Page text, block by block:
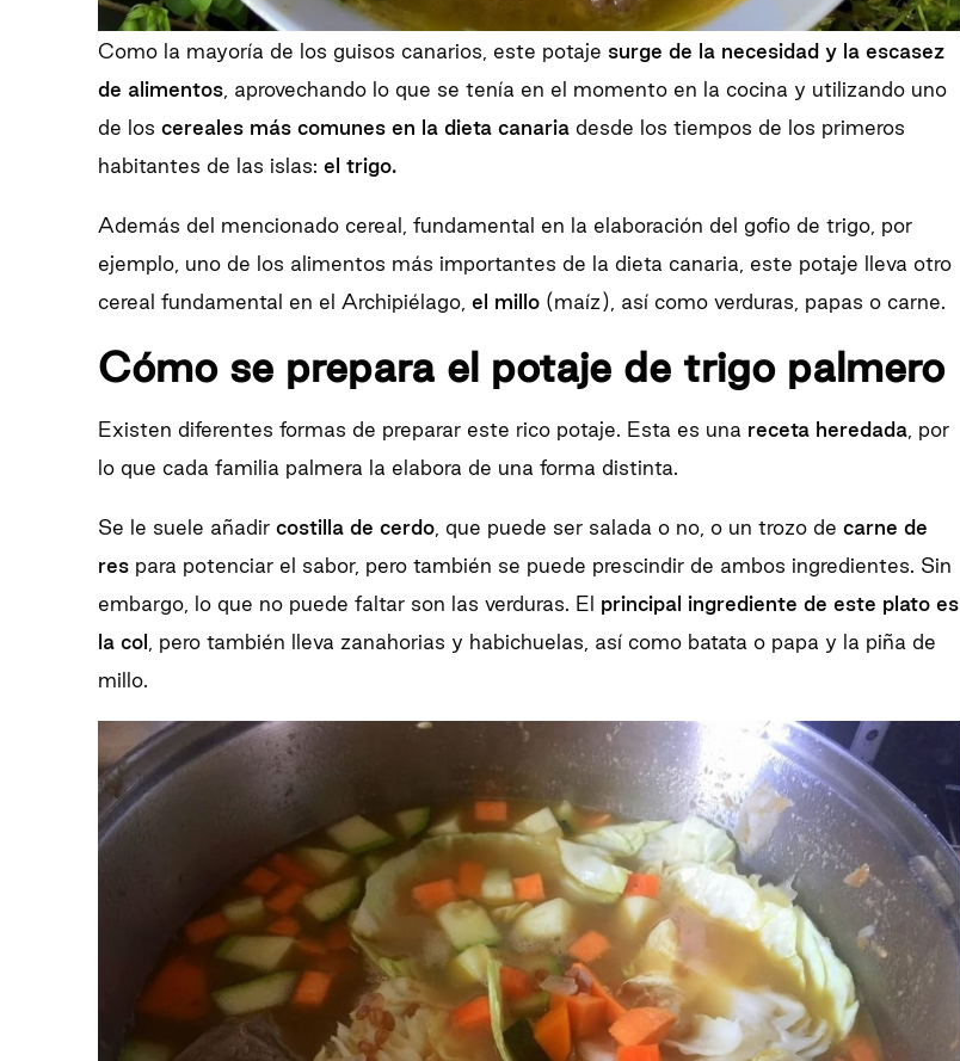
Como la mayoría de los guisos canarios, este potaje surge de la necesidad y la escasez
de alimentos , aprovechando lo que se tenía en el momento en la cocina y utilizando uno
de los cereales más comunes en la dieta canaria desde los tiempos de los primeros
habitantes de las islas: el trigo.
Además del mencionado cereal, fundamental en la elaboración del gofio de trigo, por
ejemplo, uno de los alimentos más importantes de la dieta canaria, este potaje lleva otro
cereal fundamental en el Archipiélago, el millo (maíz), así como verduras, papas o carne.
Cómo se prepara el potaje de trigo palmero
Existen diferentes formas de preparar este rico potaje. Esta es una receta heredada , por
lo que cada familia palmera la elabora de una forma distinta.
Se le suele añadir costilla de cerdo , que puede ser salada o no, o un trozo de carne de
res para potenciar el sabor, pero también se puede prescindir de ambos ingredientes. Sin
embargo, lo que no puede faltar son las verduras. El principal ingrediente de este plato es
la col , pero también lleva zanahorias y habichuelas, así como batata o papa y la piña de
millo.